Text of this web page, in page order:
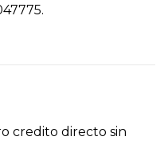
credito directo sin